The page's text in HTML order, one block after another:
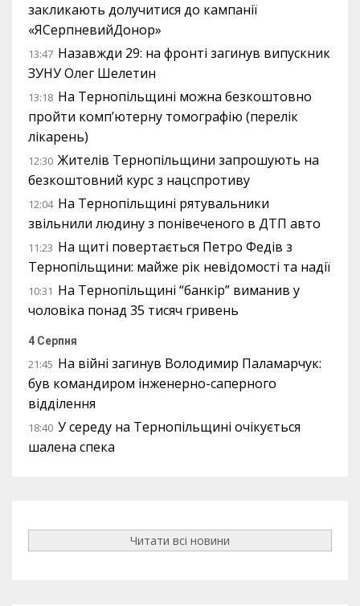
закликають долучитися до кампанії
«ЯСерпневийДонор»
13:47 Назавжди 29: на фронті загинув випускник
ЗУНУ Олег Шелетин
13:18 На Тернопільщині можна безкоштовно
пройти комп’ютерну томографію (перелік
лікарень)
12:30 Жителів Тернопільщини запрошують на
безкоштовний курс з нацспротиву
12:04 На Тернопільщині рятувальники
звільнили людину з понівеченого в ДТП авто
11:23 На щиті повертається Петро Федів з
Тернопільщини: майже рік невідомості та надії
10:31 На Тернопільщині “банкір” виманив у
чоловіка понад 35 тисяч гривень
4 Серпня
21:45 На війні загинув Володимир Паламарчук:
був командиром інженерно-саперного
відділення
18:40 У середу на Тернопільщині очікується
шалена спека
Читати всі новини